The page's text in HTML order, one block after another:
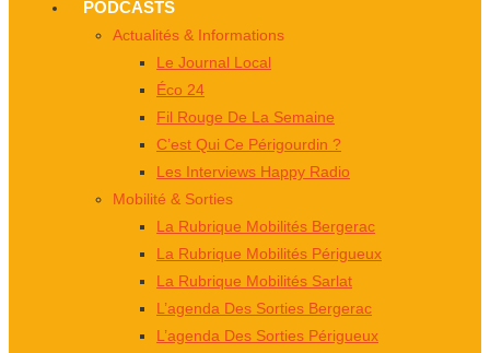
PODCASTS
Actualités & Informations
Le Journal Local
Éco 24
Fil Rouge De La Semaine
C’est Qui Ce Périgourdin ?
Les Interviews Happy Radio
Mobilité & Sorties
La Rubrique Mobilités Bergerac
La Rubrique Mobilités Périgueux
La Rubrique Mobilités Sarlat
L’agenda Des Sorties Bergerac
L’agenda Des Sorties Périgueux